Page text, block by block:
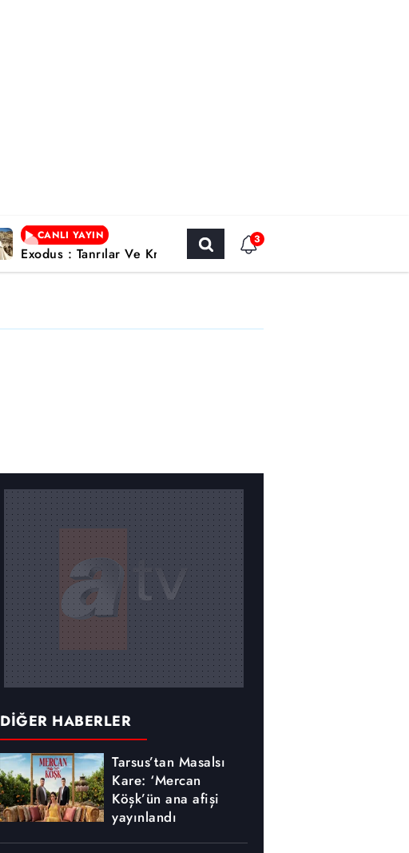
CANLI YAYIN
Exodus : Tanrılar Ve Krallar / Yabancı Sinema
3
DİĞER HABERLER
Tarsus’tan Masalsı
Kare: ‘Mercan
Köşk’ün ana afişi
yayınlandı